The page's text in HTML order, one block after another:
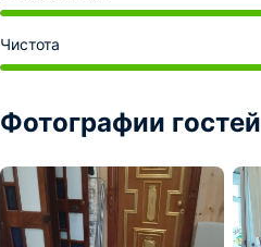
Чистота
Фотографии гостей